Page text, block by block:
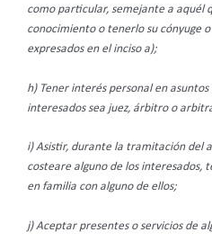
como particular, semejante a aquél
conocimiento o tenerlo su cónyuge
expresados en el inciso a);
h) Tener interés personal en asuntos
interesados sea juez, árbitro o
i) Asistir, durante la tramitación del
costeare alguno de los interesados,
en familia con alguno de ellos;
j) Aceptar presentes o servicios de